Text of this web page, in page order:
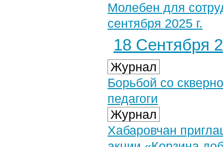
Молебен для
сентября 2025 г.
18 Сентября
Журнал
Борьбой со
педагоги
Журнал
Хабаровчан